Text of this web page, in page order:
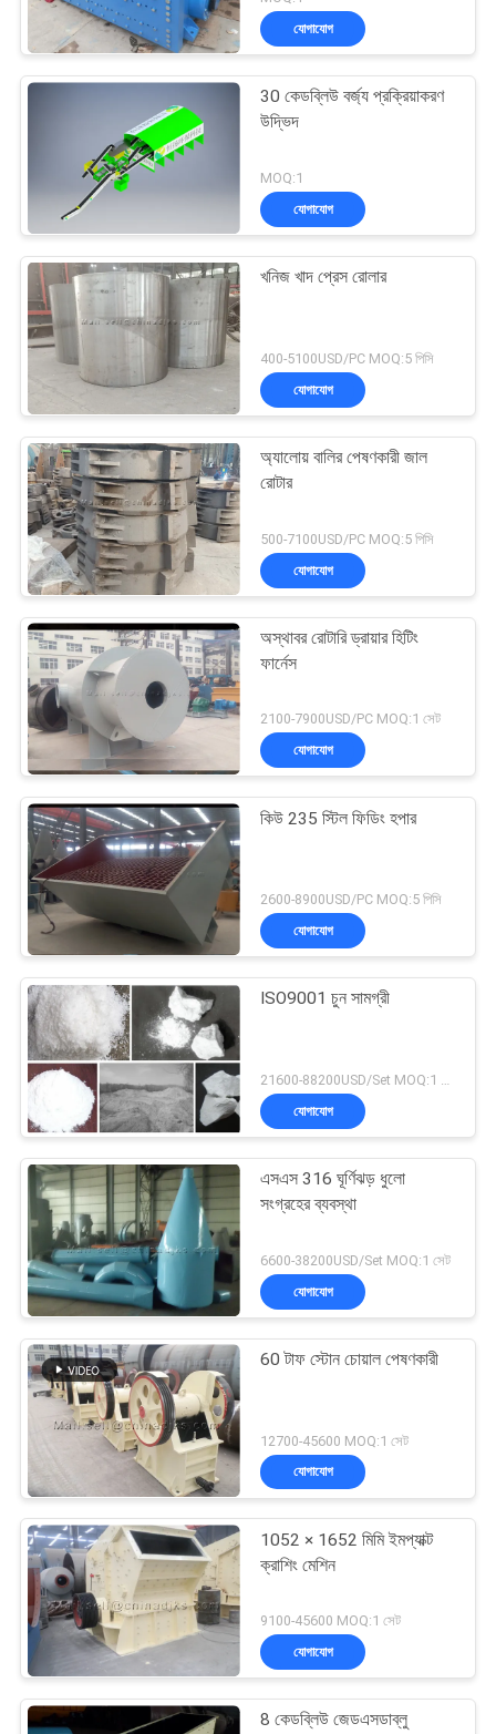
যোগাযোগ
30 কেডব্লিউ বর্জ্য প্রক্রিয়াকরণ
উদ্ভিদ
MOQ:1
যোগাযোগ
খনিজ খাদ প্রেস রোলার
400-5100USD/PC MOQ:5 পিসি
যোগাযোগ
অ্যালোয় বালির পেষণকারী জাল
রোটার
500-7100USD/PC MOQ:5 পিসি
যোগাযোগ
অস্থাবর রোটারি ড্রায়ার হিটিং
ফার্নেস
2100-7900USD/PC MOQ:1 সেট
যোগাযোগ
কিউ 235 স্টিল ফিডিং হপার
2600-8900USD/PC MOQ:5 পিসি
যোগাযোগ
ISO9001 চুন সামগ্রী
যোগাযোগ
এসএস 316 ঘূর্ণিঝড় ধুলো
সংগ্রহের ব্যবস্থা
6600-38200USD/Set MOQ:1 সেট
যোগাযোগ
60 টাফ স্টোন চোয়াল পেষণকারী
12700-45600 MOQ:1 সেট
যোগাযোগ
1052 × 1652 মিমি ইমপ্যাক্ট
ক্রাশিং মেশিন
9100-45600 MOQ:1 সেট
যোগাযোগ
8 কেডব্লিউ জেডএসডাব্লু